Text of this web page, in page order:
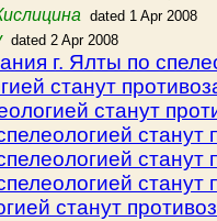
dated 1 Apr 2008
dated 2 Apr 2008
г. Ялты по
станут
станут
станут
станут
станут
станут